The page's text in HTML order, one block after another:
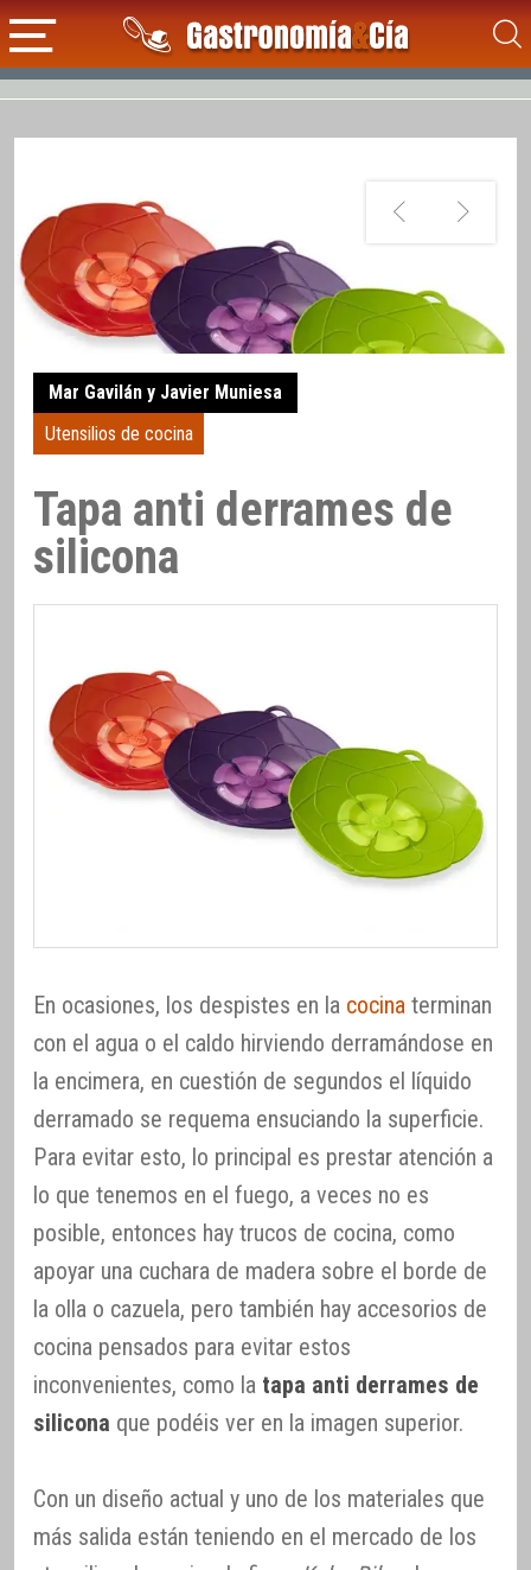
Mar Gavilán y Javier Muniesa
Utensilios de cocina
Tapa anti derrames de
silicona
En ocasiones, los despistes en la cocina terminan
con el agua o el caldo hirviendo derramándose en
la encimera, en cuestión de segundos el líquido
derramado se requema ensuciando la superficie.
Para evitar esto, lo principal es prestar atención a
lo que tenemos en el fuego, a veces no es
posible, entonces hay trucos de cocina, como
apoyar una cuchara de madera sobre el borde de
la olla o cazuela, pero también hay accesorios de
cocina pensados para evitar estos
inconvenientes, como la tapa anti derrames de
silicona que podéis ver en la imagen superior.
Con un diseño actual y uno de los materiales que
más salida están teniendo en el mercado de los